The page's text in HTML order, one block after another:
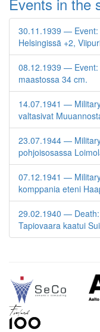
30.11.1939 — Event:
Helsingissä +2,
08.12.1939 — Event:
maastossa 34 cm.
14.07.1941 —
valtasivat
23.07.1944 —
pohjoisosassa
07.12.1941 —
komppania eteni
29.02.1940 — Death:
Tapiovaara kaatui